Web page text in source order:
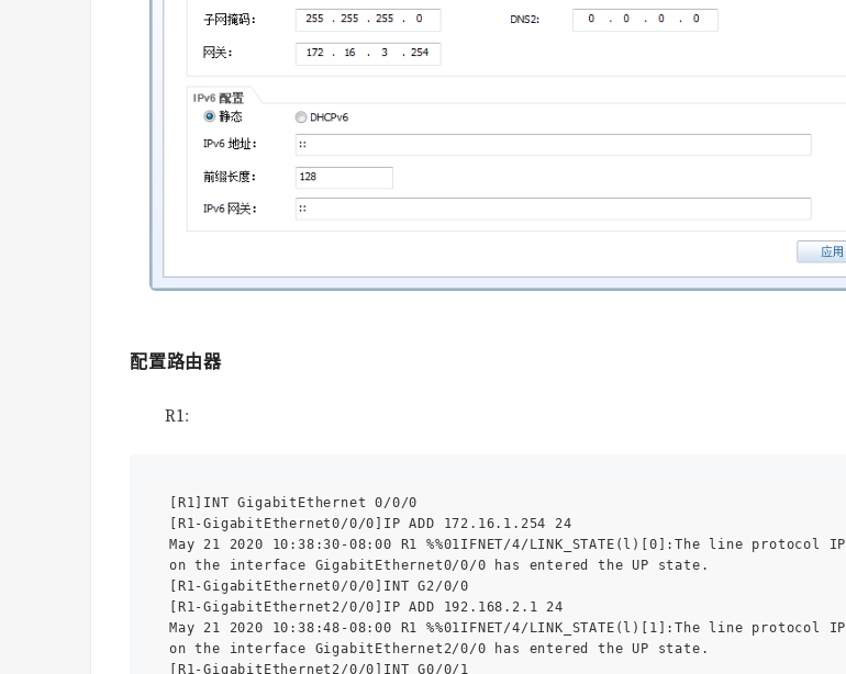
配置路由器
R1:
[R1]INT GigabitEthernet 0/0/0
[R1-GigabitEthernet0/0/0]IP ADD 172.16.1.254 24
May 21 2020 10:38:30-08:00 R1 %%01IFNET/4/LINK_STATE(l)[0]:The line protocol IP
on the interface GigabitEthernet0/0/0 has entered the UP state.
[R1-GigabitEthernet0/0/0]INT G2/0/0
[R1-GigabitEthernet2/0/0]IP ADD 192.168.2.1 24
May 21 2020 10:38:48-08:00 R1 %%01IFNET/4/LINK_STATE(l)[1]:The line protocol IP
on the interface GigabitEthernet2/0/0 has entered the UP state.
[R1-GigabitEthernet2/0/0]INT G0/0/1